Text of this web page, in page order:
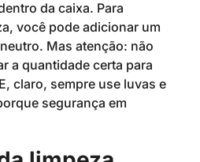
da caixa. Para
você pode adicionar um
Mas atenção: não
a quantidade certa para
claro, sempre use luvas e
segurança em